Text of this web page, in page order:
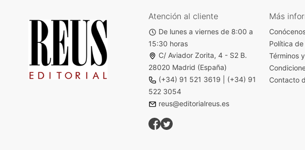
Atención al cliente
De lunes a viernes de 8:00 a
15:30 horas
C/ Aviador Zorita, 4 - S2 B.
28020 Madrid (España)
(+34) 91 521 3619
(+34) 91
522 3054
reus@editorialreus.es
Más
Política
Términos
Contacto